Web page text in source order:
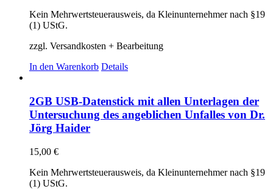
Kein Mehrwertsteuerausweis, da Kleinunternehmer nach §19
(1) UStG.
zzgl. Versandkosten + Bearbeitung
In den Warenkorb Details
2GB USB-Datenstick mit allen Unterlagen der
Untersuchung des angeblichen Unfalles von Dr.
Jörg Haider
15,00 €
Kein Mehrwertsteuerausweis, da Kleinunternehmer nach §19
(1) UStG.